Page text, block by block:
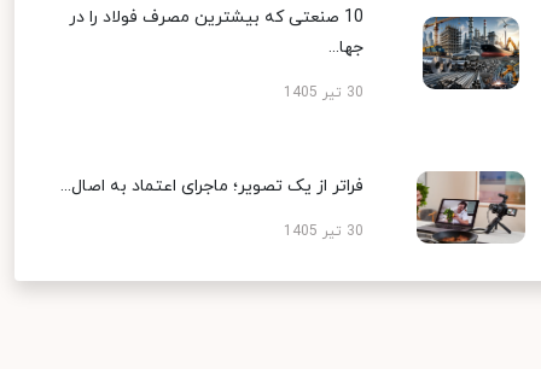
10 صنعتی که بیشترین مصرف فولاد را در
جها...
30 تیر 1405
فراتر از یک تصویر؛ ماجرای اعتماد به اصال...
30 تیر 1405